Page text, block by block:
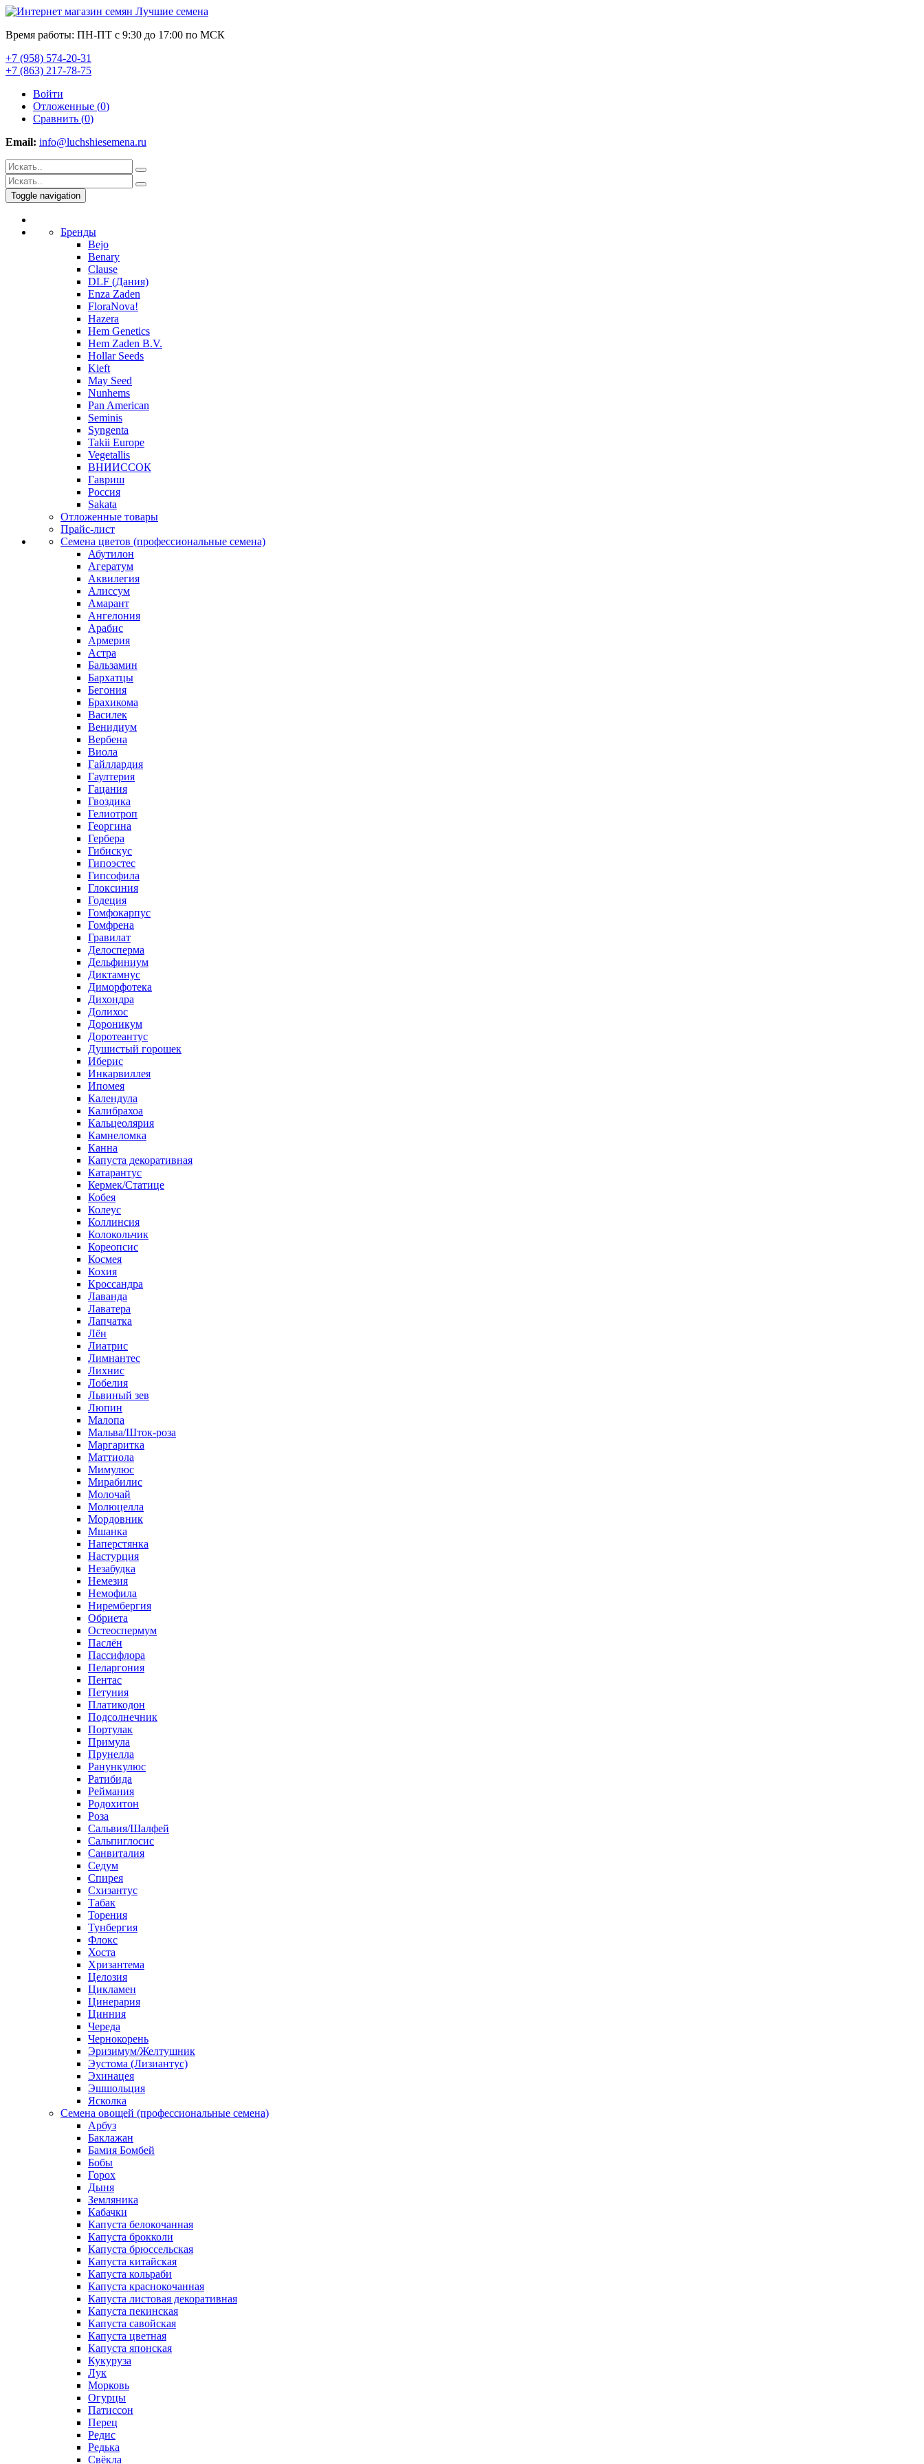
Время работы: ПН-ПТ с 9:30 до 17:00 по МСК
+7 (958) 574-20-31
+7 (863) 217-78-75
Войти
Отложенные (0)
Сравнить (0)
Email: info@luchshiesemena.ru
Toggle navigation
Бренды
Bejo
Benary
Clause
DLF (Дания)
Enza Zaden
FloraNova!
Hazera
Hem Genetics
Hem Zaden B.V.
Hollar Seeds
Kieft
May Seed
Nunhems
Pan American
Seminis
Syngenta
Takii Europe
Vegetallis
ВНИИССОК
Гавриш
Россия
Sakata
Отложенные товары
Прайс-лист
Семена цветов (профессиональные семена)
Абутилон
Агератум
Аквилегия
Алиссум
Амарант
Ангелония
Арабис
Армерия
Астра
Бальзамин
Бархатцы
Бегония
Брахикома
Василек
Венидиум
Вербена
Виола
Гайллардия
Гаултерия
Гацания
Гвоздика
Гелиотроп
Георгина
Гербера
Гибискус
Гипоэстес
Гипсофила
Глоксиния
Годеция
Гомфокарпус
Гомфрена
Гравилат
Делосперма
Дельфиниум
Диктамнус
Диморфотека
Дихондра
Долихос
Дороникум
Доротеантус
Душистый горошек
Иберис
Инкарвиллея
Ипомея
Календула
Калибрахоа
Кальцеолярия
Камнеломка
Канна
Капуста декоративная
Катарантус
Кермек/Статице
Кобея
Колеус
Коллинсия
Колокольчик
Кореопсис
Космея
Кохия
Кроссандра
Лаванда
Лаватера
Лапчатка
Лён
Лиатрис
Лимнантес
Лихнис
Лобелия
Львиный зев
Люпин
Малопа
Мальва/Шток-роза
Маргаритка
Маттиола
Мимулюс
Мирабилис
Молочай
Молюцелла
Мордовник
Мшанка
Наперстянка
Настурция
Незабудка
Немезия
Немофила
Нирембергия
Обриета
Остеоспермум
Паслён
Пассифлора
Пеларгония
Пентас
Петуния
Платикодон
Подсолнечник
Портулак
Примула
Прунелла
Ранункулюс
Ратибида
Реймания
Родохитон
Роза
Сальвия/Шалфей
Сальпиглосис
Санвиталия
Седум
Спирея
Схизантус
Табак
Торения
Тунбергия
Флокс
Хоста
Хризантема
Целозия
Цикламен
Цинерария
Цинния
Череда
Чернокорень
Эризимум/Желтушник
Эустома (Лизиантус)
Эхинацея
Эшшольция
Ясколка
Семена овощей (профессиональные семена)
Арбуз
Баклажан
Бамия Бомбей
Бобы
Горох
Дыня
Земляника
Кабачки
Капуста белокочанная
Капуста брокколи
Капуста брюссельская
Капуста китайская
Капуста кольраби
Капуста краснокочанная
Капуста листовая декоративная
Капуста пекинская
Капуста савойская
Капуста цветная
Капуста японская
Кукуруза
Лук
Морковь
Огурцы
Патиссон
Перец
Редис
Редька
Свёкла